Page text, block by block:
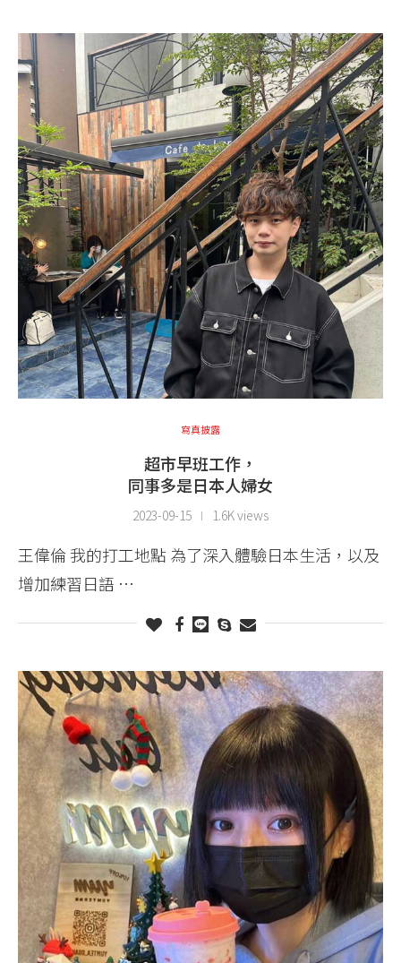
寫真披露
超市早班工作，
同事多是日本人婦女
2023-09-15 1.6K views
王偉倫 我的打工地點 為了深入體驗日本生活，以及
增加練習日語 …